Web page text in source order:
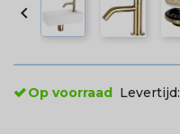

Op voorraad Levertijd: